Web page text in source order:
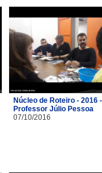
Núcleo de Roteiro - 2016 -
Professor Júlio Pessoa
07/10/2016